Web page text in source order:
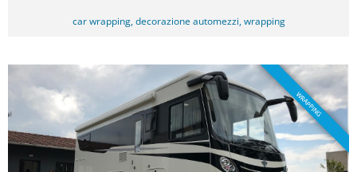
car wrapping,decorazione automezzi,wrapping
WRAPPING